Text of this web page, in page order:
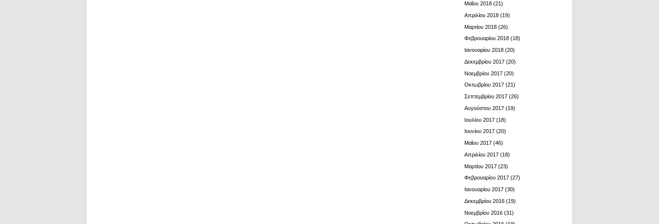
Μαΐου 2018 (21)
Απριλίου 2018 (19)
Μαρτίου 2018 (26)
Φεβρουαρίου 2018 (18)
Ιανουαρίου 2018 (20)
Δεκεμβρίου 2017 (20)
Νοεμβρίου 2017 (20)
Οκτωβρίου 2017 (21)
Σεπτεμβρίου 2017 (26)
Αυγούστου 2017 (19)
Ιουλίου 2017 (18)
Ιουνίου 2017 (20)
Μαΐου 2017 (46)
Απριλίου 2017 (18)
Μαρτίου 2017 (23)
Φεβρουαρίου 2017 (27)
Ιανουαρίου 2017 (30)
Δεκεμβρίου 2016 (19)
Νοεμβρίου 2016 (31)